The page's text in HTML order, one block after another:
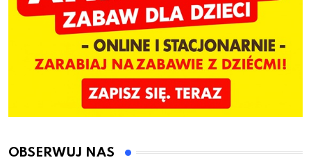
OBSERWUJ NAS